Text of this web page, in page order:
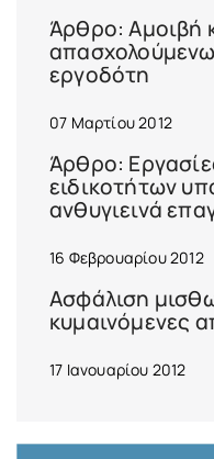
Άρθρο: Αμοιβή
εργοδότη
07 Μαρτίου 2012
Άρθρο:
ειδικοτήτων
ανθυγιεινά
16 Φεβρουαρίου 2012
Ασφάλιση
κυμαινόμενες
17 Ιανουαρίου 2012